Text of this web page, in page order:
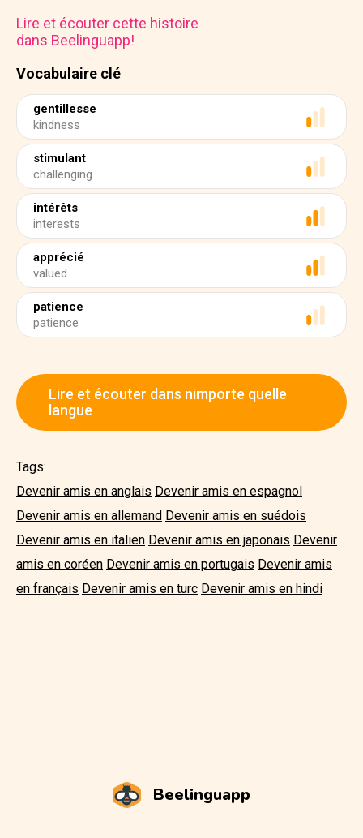
Vocabulaire clé
gentillesse
kindness
stimulant
challenging
intérêts
interests
apprécié
valued
patience
patience
Lire et écouter cette histoire
dans Beelinguapp!
Lire et écouter dans nimporte quelle
langue
Tags:
Devenir amis en anglais Devenir amis en espagnol
Devenir amis en allemand Devenir amis en suédois
Devenir amis en italien Devenir amis en japonais Devenir
amis en coréen Devenir amis en portugais Devenir amis
en français Devenir amis en turc Devenir amis en hindi
Beelinguapp